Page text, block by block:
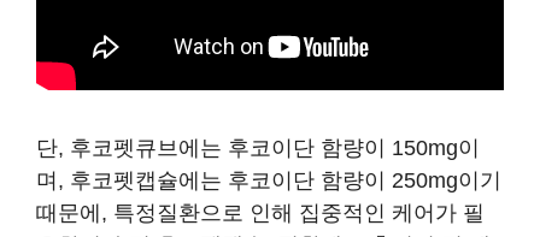
단, 후코펫큐브에는 후코이단 함량이 150mg이
며, 후코펫캡슐에는 후코이단 함량이 250mg이기
때문에, 특정질환으로 인해 집중적인 케어가 필